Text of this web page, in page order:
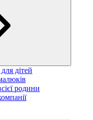
дітей
родини